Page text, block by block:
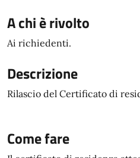
A chi è rivolto
Ai richiedenti.
Descrizione
Rilascio del Certificato di
Come fare